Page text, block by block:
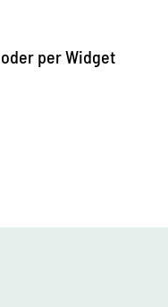
per Widget